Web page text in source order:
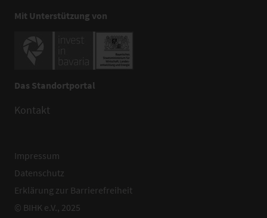
Mit Unterstützung von
Das Standortportal
Kontakt
Impressum
Datenschutz
Erklärung zur Barrierefreiheit
© BIHK e.V., 2025